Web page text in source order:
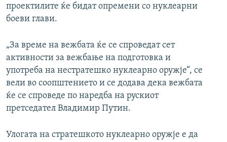
проектилите ќе бидат опремени со нуклеарни
боеви глави.
„За време на вежбата ќе се спроведат сет
активности за вежбање на подготовка и
употреба на нестратешко нуклеарно оружје“, се
вели во соопштението и се додава дека вежбата
ќе се спроведе по наредба на рускиот
претседател Владимир Путин.
Улогата на стратешкото нуклеарно оружје е да